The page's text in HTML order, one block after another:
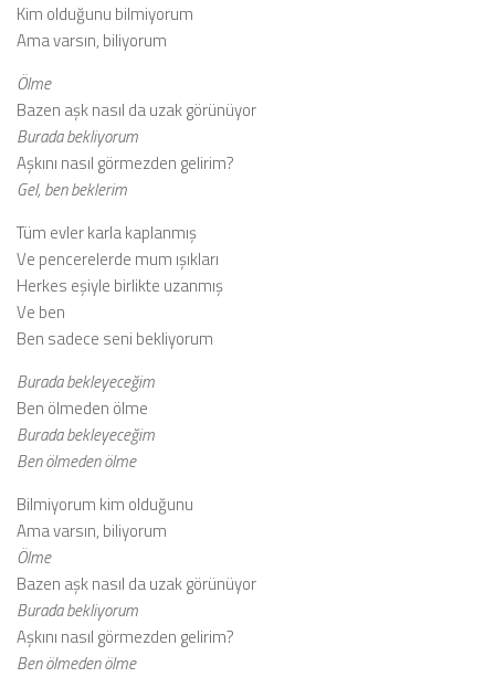
Kim olduğunu bilmiyorum
Ama varsın, biliyorum
Ölme
Bazen aşk nasıl da uzak görünüyor
Burada bekliyorum
Aşkını nasıl görmezden gelirim?
Gel, ben beklerim
Tüm evler karla kaplanmış
Ve pencerelerde mum ışıkları
Herkes eşiyle birlikte uzanmış
Ve ben
Ben sadece seni bekliyorum
Burada bekleyeceğim
Ben ölmeden ölme
Burada bekleyeceğim
Ben ölmeden ölme
Bilmiyorum kim olduğunu
Ama varsın, biliyorum
Ölme
Bazen aşk nasıl da uzak görünüyor
Burada bekliyorum
Aşkını nasıl görmezden gelirim?
Ben ölmeden ölme